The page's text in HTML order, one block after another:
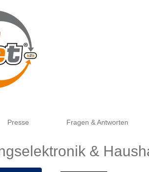
Presse Fragen & Antworten
&